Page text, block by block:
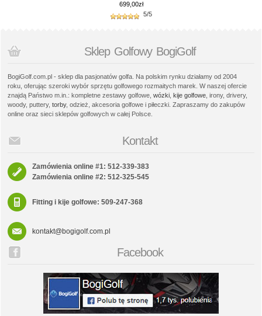
699,00zł
5/5
Sklep Golfowy BogiGolf
BogiGolf.com.pl - sklep dla pasjonatów golfa. Na polskim rynku działamy od 2004
roku, oferując szeroki wybór sprzętu golfowego rozmaitych marek. W naszej ofercie
znajdą Państwo m.in.: kompletne zestawy golfowe, wózki kije golfowe , irony, drivery,
woody, puttery, torby, odzież, akcesoria golfowe i piłeczki. Zapraszamy do zakupów
online oraz sieci sklepów golfowych w całej Polsce.
Kontakt
Zamówienia online #1: 512-339-383
Zamówienia online #2: 512-325-545
Fitting i kije golfowe: 509-247-368
kontakt@bogigolf.com.pl
Facebook